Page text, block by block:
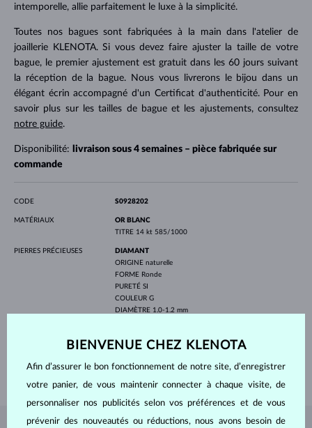
intemporelle, allie parfaitement le luxe à la simplicité.
Toutes nos bagues sont fabriquées à la main dans l'atelier de
joaillerie KLENOTA. Si vous devez faire ajuster la taille de votre
bague, le premier ajustement est gratuit dans les 60 jours suivant
la réception de la bague. Nous vous livrerons le bijou dans un
élégant écrin accompagné d'un Certificat d'authenticité. Pour en
savoir plus sur les tailles de bague et les ajustements, consultez
notre guide.
Disponibilité:
livraison sous 4 semaines – pièce fabriquée sur
commande
CODE S0928202
MATÉRIAUX
OR BLANC
TITRE 14 kt 585/1000
PIERRES PRÉCIEUSES
DIAMANT
ORIGINE naturelle
FORME Ronde
PURETÉ SI
COULEUR G
DIAMÈTRE 1.0-1.2 mm
POIDS 7.95 g
BIENVENUE CHEZ KLENOTA
Afin d’assurer le bon fonctionnement de notre site, d’enregistrer
votre panier, de vous maintenir connecter à chaque visite, de
personnaliser nos publicités selon vos préférences et de vous
prévenir des nouveautés ou réductions, nous avons besoin de